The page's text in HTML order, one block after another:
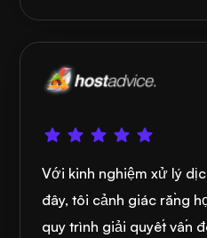
Với kinh nghiệm xử lý
đây, tôi cảnh giác rằng
quy trình giải quyết vấn